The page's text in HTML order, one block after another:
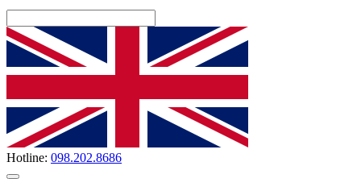
Hotline: 098.202.8686